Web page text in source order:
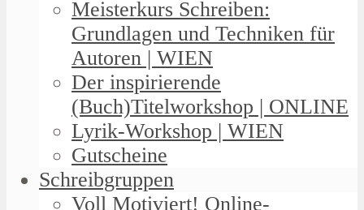
Meisterkurs Schreiben:
Grundlagen und Techniken für
Autoren | WIEN
Der inspirierende
(Buch)Titelworkshop | ONLINE
Lyrik-Workshop | WIEN
Gutscheine
Schreibgruppen
Voll Motiviert! Online-